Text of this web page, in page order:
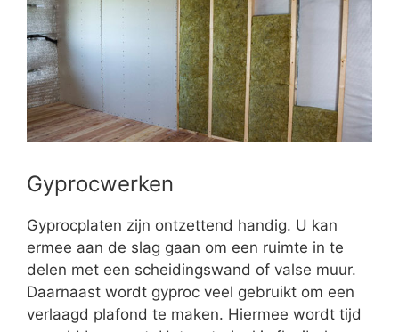
Gyprocwerken
Gyprocplaten zijn ontzettend handig. U kan
ermee aan de slag gaan om een ruimte in te
delen met een scheidingswand of valse muur.
Daarnaast wordt gyproc veel gebruikt om een
verlaagd plafond te maken. Hiermee wordt tijd